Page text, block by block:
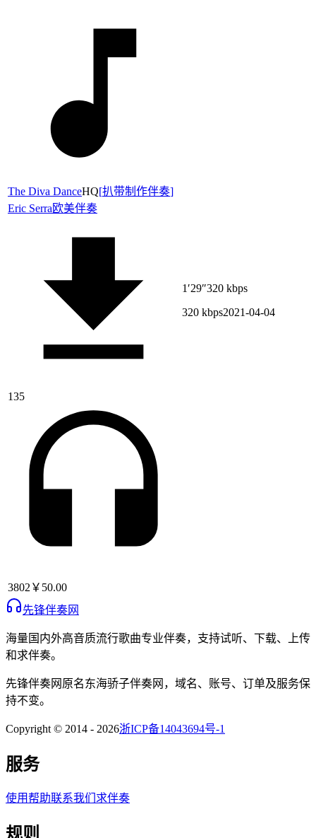
The Diva DanceHQ[扒带制作伴奏]
Eric Serra欧美伴奏
135
3802 ￥50.00
1′29″320 kbps
320 kbps2021-04-04
先锋伴奏网
海量国内外高音质流行歌曲专业伴奏，支持试听、下载、上传
和求伴奏。
先锋伴奏网 原名东海骄子伴奏网 ，域名、账号、订单及服务保
持不变。
Copyright © 2014 - 2026浙ICP备14043694号-1
服务
使用帮助联系我们 求伴奏
规则